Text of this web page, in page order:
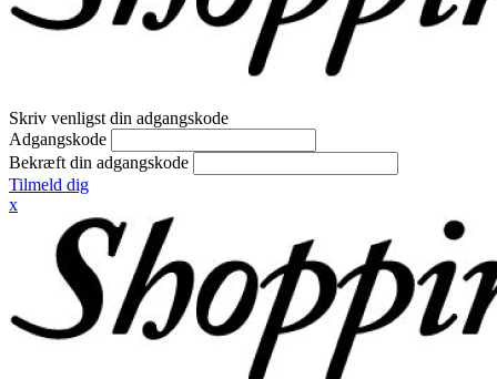
Skriv venligst din adgangskode
Adgangskode
Bekræft din adgangskode
Tilmeld dig
x